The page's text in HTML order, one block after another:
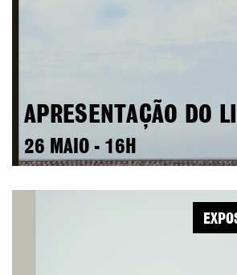
APRESENTAÇÃO DO
26 MAIO - 16H